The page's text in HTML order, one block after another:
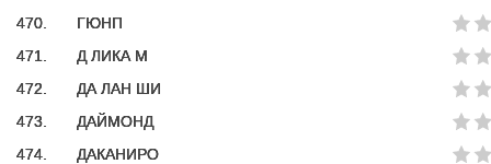
470.
ГЮНП
471.
Д ЛИКА М
472.
ДА ЛАН ШИ
473.
ДАЙМОНД
474.
ДАКАНИРО